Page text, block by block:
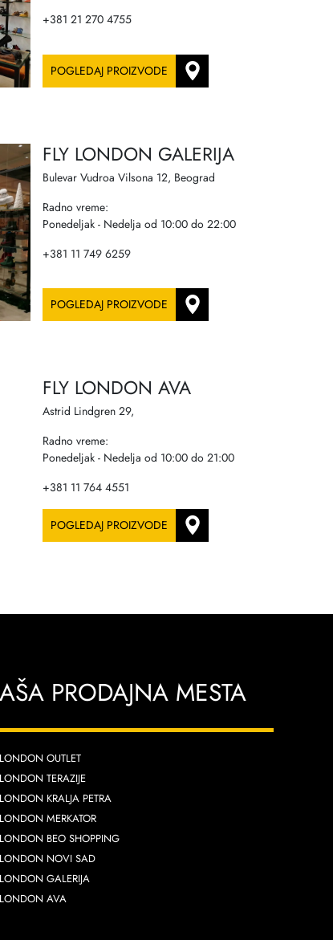
+381 21 270 4755
POGLEDAJ PROIZVODE
FLY LONDON GALERIJA
Bulevar Vudroa Vilsona 12, Beograd
Radno vreme:
Ponedeljak - Nedelja od 10:00 do 22:00
+381 11 749 6259
POGLEDAJ PROIZVODE
FLY LONDON AVA
Astrid Lindgren 29,
Radno vreme:
Ponedeljak - Nedelja od 10:00 do 21:00
+381 11 764 4551
POGLEDAJ PROIZVODE
PRODAJNA MESTA
OUTLET
TERAZIJE
KRALJA PETRA
MERKATOR
BEO SHOPPING
NOVI SAD
GALERIJA
AVA